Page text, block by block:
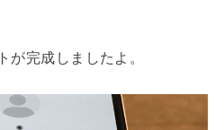
が完成しましたよ。